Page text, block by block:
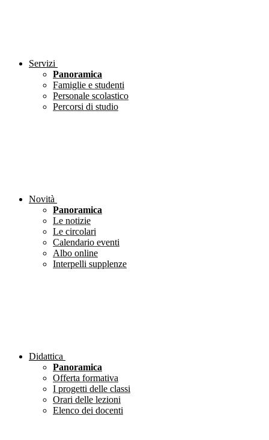
Servizi
Panoramica
Famiglie e studenti
Personale scolastico
Percorsi di studio
Novità
Panoramica
Le notizie
Le circolari
Calendario eventi
Albo online
Interpelli supplenze
Didattica
Panoramica
Offerta formativa
I progetti delle classi
Orari delle lezioni
Elenco dei docenti